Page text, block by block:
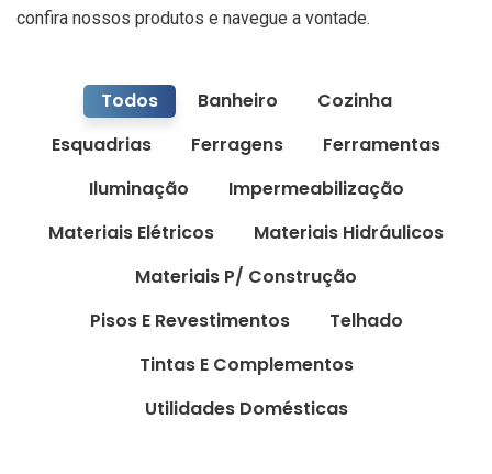
confira nossos produtos e navegue a vontade.
Todos Banheiro
Cozinha
Esquadrias
Ferragens
Ferramentas
Iluminação
Impermeabilização
Materiais Elétricos
Materiais Hidráulicos
Materiais P/ Construção
Pisos E Revestimentos
Telhado
Tintas E Complementos
Utilidades Domésticas